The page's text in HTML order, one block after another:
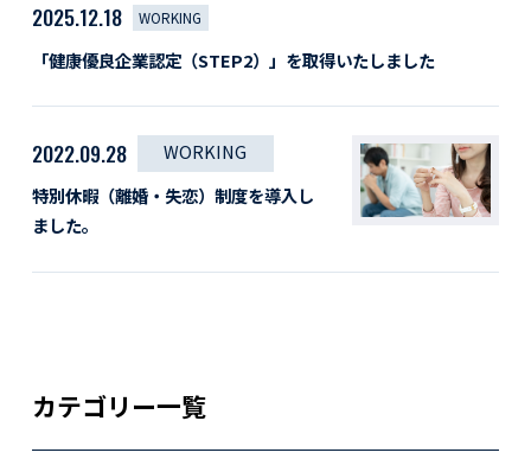
採用エントリー
Social link
2025.12.18 WORKING
「健康優良企業認定（STEP2）」を取得いたしました
2022.09.28
WORKING
特別休暇（離婚・失恋）制度を導入し
ました。
カテゴリー一覧